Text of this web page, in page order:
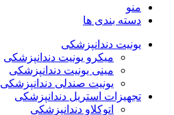
منو
دسته بندی ها
یونیت دندانپزشکی
میکرو یونیت دندانپزشکی
مینی یونیت دندانپزشکی
یونیت صندلی دندانپزشکی
تجهیزات استریل دندانپزشکی
اتوکلاو دندانپزشکی